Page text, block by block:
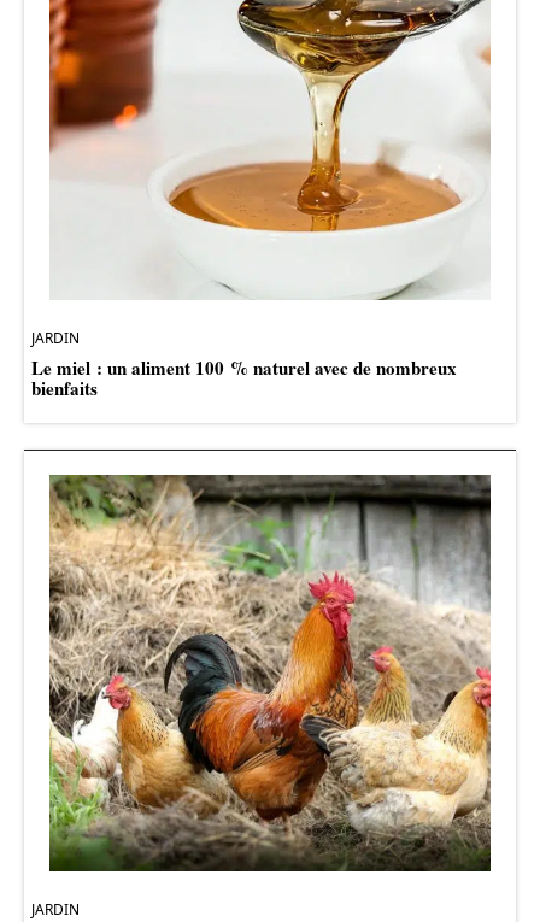
JARDIN
Le miel : un aliment 100 % naturel avec de nombreux
bienfaits
JARDIN